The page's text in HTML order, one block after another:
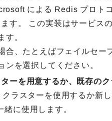
による Redis プロト
す。 この実装はサービス
す。
合、たとえばフェイルセー
ンを選択してください。
ーを用意するか、既存の
ラスターを使用するか新
に使用します。